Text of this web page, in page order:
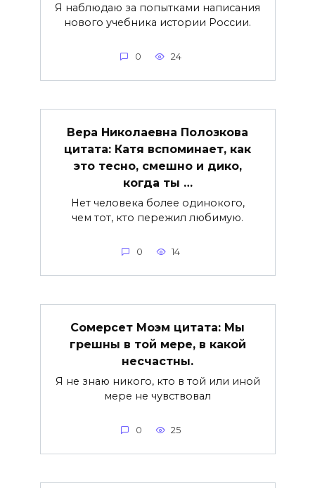
Я наблюдаю за попытками написания
нового учебника истории России.
0 24
Вера Николаевна Полозкова
цитата: Катя вспоминает, как
это тесно, смешно и дико,
когда ты …
Нет человека более одинокого,
чем тот, кто пережил любимую.
0 14
Сомерсет Моэм цитата: Мы
грешны в той мере, в какой
несчастны.
Я не знаю никого, кто в той или иной
мере не чувствовал
0 25